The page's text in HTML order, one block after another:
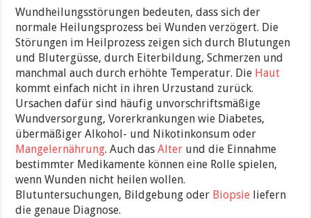
Wundheilungsstörungen bedeuten, dass sich der
normale Heilungsprozess bei Wunden verzögert. Die
Störungen im Heilprozess zeigen sich durch Blutungen
und Blutergüsse, durch Eiterbildung, Schmerzen und
manchmal auch durch erhöhte Temperatur. Die Haut
kommt einfach nicht in ihren Urzustand zurück.
Ursachen dafür sind häufig unvorschriftsmäßige
Wundversorgung, Vorerkrankungen wie Diabetes,
übermäßiger Alkohol- und Nikotinkonsum oder
Mangelernährung. Auch dasAlter und die Einnahme
bestimmter Medikamente können eine Rolle spielen,
wenn Wunden nicht heilen wollen.
Blutuntersuchungen, Bildgebung oder Biopsie liefern
die genaue Diagnose.